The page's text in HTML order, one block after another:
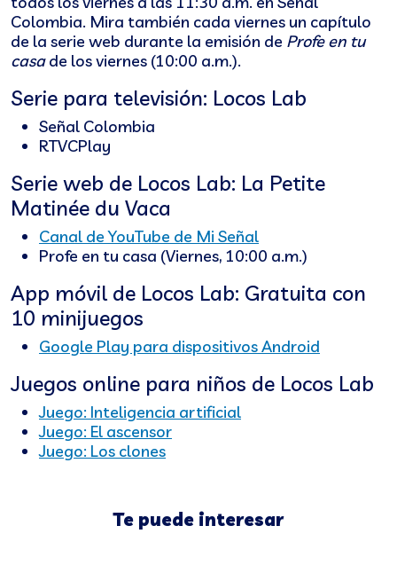
Colombia. Mira también cada viernes un capítulo
de la serie web durante la emisión de Profe en tu
casade los viernes (10:00 a.m.).
Serie para televisión: Locos Lab
Señal Colombia
RTVCPlay
Serie web de Locos Lab: La Petite
Matinée du Vaca
Canal de YouTube de Mi Señal
Profe en tu casa (Viernes, 10:00 a.m.)
App móvil de Locos Lab: Gratuita con
10 minijuegos
Google Play para dispositivos Android
Juegos online para niños de Locos Lab
Juego: Inteligencia artificial
Juego: El ascensor
Juego: Los clones
Te puede interesar